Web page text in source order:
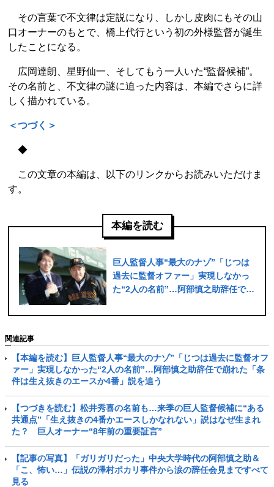
その言葉で不文律は定説になり、しかし皮肉にもその山
口オーナーのもとで、橋上代行という初の外様監督が誕生
したことになる。
広岡達朗、星野仙一、そしてもう一人いた“監督候補”。
その名前と、不文律の謎に迫った内容は、本編でさらに詳
しく描かれている。
＜つづく＞
◆
この文章の本編は、以下のリンクからお読みいただけま
す。
本編を読む
巨人監督人事“最大のナゾ”「じつは
過去に監督オファー」実現しなかっ
た“2人の名前”…阿部慎之助辞任で崩
番」説を追う
関連記事
【本編を読む】巨人監督人事“最大のナゾ”「じつは過去に監督オフ
ァー」実現しなかった“2人の名前”…阿部慎之助辞任で崩れた「条
件は生え抜きのエースか4番」説を追う
【つづきを読む】松井秀喜の名前も…来季の巨人監督候補に“ある
共通点”「生え抜きの4番かエースしかなれない」説はなぜ生まれ
た？ 巨人オーナー“8年前の重要証言”
【記事の写真】「ガリガリだった」中央大学時代の阿部慎之助＆
「こ、怖い…」伝説の澤村ポカリ事件から涙の辞任会見まですべて
見る